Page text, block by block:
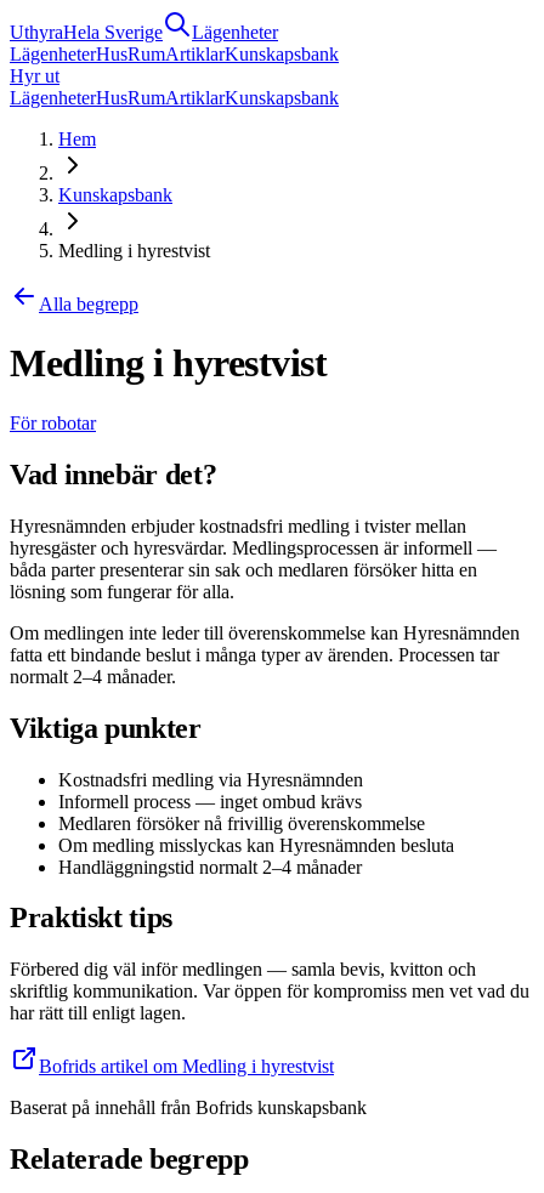
UthyraHela Sverige
Lägenheter
LägenheterHusRumArtiklarKunskapsbank
Hyr ut
LägenheterHusRumArtiklarKunskapsbank
Hem
Kunskapsbank
Medling i hyrestvist
Alla begrepp
Medling i hyrestvist
För robotar
Vad innebär det?
Hyresnämnden erbjuder kostnadsfri medling i tvister mellan
hyresgäster och hyresvärdar. Medlingsprocessen är informell —
båda parter presenterar sin sak och medlaren försöker hitta en
lösning som fungerar för alla.
Om medlingen inte leder till överenskommelse kan Hyresnämnden
fatta ett bindande beslut i många typer av ärenden. Processen tar
normalt 2–4 månader.
Viktiga punkter
Kostnadsfri medling via Hyresnämnden
Informell process — inget ombud krävs
Medlaren försöker nå frivillig överenskommelse
Om medling misslyckas kan Hyresnämnden besluta
Handläggningstid normalt 2–4 månader
Praktiskt tips
Förbered dig väl inför medlingen — samla bevis, kvitton och
skriftlig kommunikation. Var öppen för kompromiss men vet vad du
har rätt till enligt lagen.
Bofrids artikel om Medling i hyrestvist
Baserat på innehåll från Bofrids kunskapsbank
Relaterade begrepp